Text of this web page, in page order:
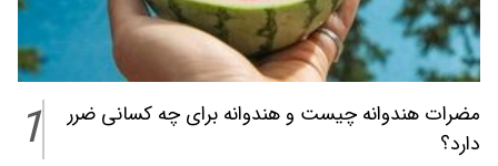
مضرات هندوانه چیست و هندوانه برای چه کسانی ضرر
دارد؟
1